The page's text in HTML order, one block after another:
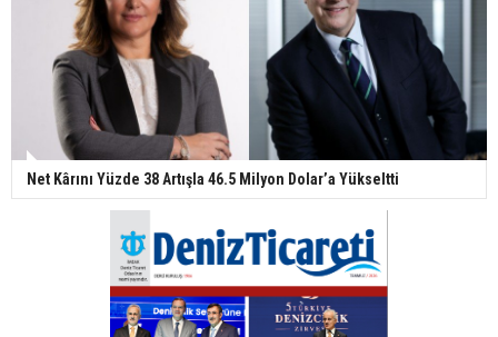
Net Kârını Yüzde 38 Artışla 46.5 Milyon Dolar’a Yükseltti